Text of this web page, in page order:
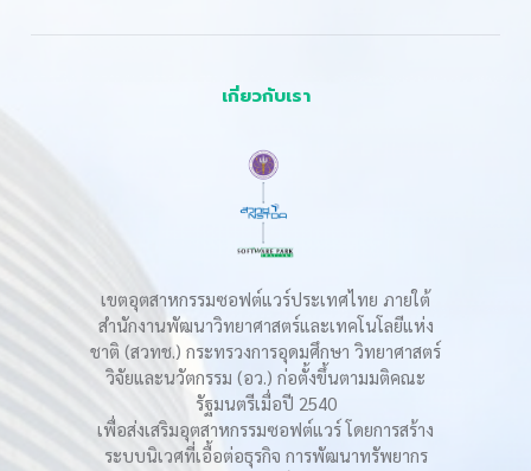
เกี่ยวกับเรา
เขตอุตสาหกรรมซอฟต์แวร์ประเทศไทย ภายใต้
สำนักงานพัฒนาวิทยาศาสตร์และเทคโนโลยีแห่ง
ชาติ (สวทช.) กระทรวงการอุดมศึกษา วิทยาศาสตร์
วิจัยและนวัตกรรม (อว.) ก่อตั้งขึ้นตามมติคณะ
รัฐมนตรีเมื่อปี 2540
เพื่อส่งเสริมอุตสาหกรรมซอฟต์แวร์ โดยการสร้าง
ระบบนิเวศที่เอื้อต่อธุรกิจ การพัฒนาทรัพยากร